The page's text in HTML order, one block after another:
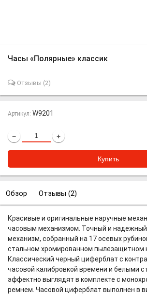
Часы «Полярные» классик
Отзывы (2)
Артикул: W9201
− +
Обзор Отзывы (2)
Красивые и оригинальные наручные
часовым механизмом. Точный и надежный
механизм, собранный на 17 осевых
стальном хромированном пылезащитном
Классический черный циферблат с
часовой калибровкой времени и белыми
эффектно выглядят в комплекте с
ремнем. Часовой циферблат выполнен в